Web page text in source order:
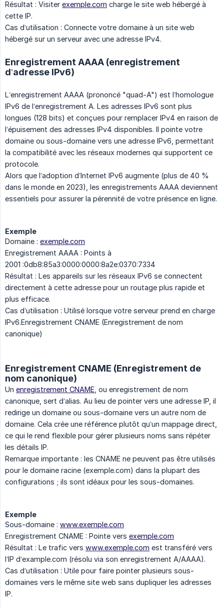
Résultat : Visiter exemple.com charge le site web hébergé à
cette IP.
Cas d’utilisation : Connecte votre domaine à un site web
hébergé sur un serveur avec une adresse IPv4.
Enregistrement AAAA (enregistrement
d’adresse IPv6)
L’enregistrement AAAA (prononcé "quad-A") est l’homologue
IPv6 de l’enregistrement A. Les adresses IPv6 sont plus
longues (128 bits) et conçues pour remplacer IPv4 en raison de
l’épuisement des adresses IPv4 disponibles. Il pointe votre
domaine ou sous-domaine vers une adresse IPv6, permettant
la compatibilité avec les réseaux modernes qui supportent ce
protocole.
Alors que l’adoption d’Internet IPv6 augmente (plus de 40 %
dans le monde en 2023), les enregistrements AAAA deviennent
essentiels pour assurer la pérennité de votre présence en ligne.
Exemple
Domaine : exemple.com
Enregistrement AAAA : Points à
2001 :0db8:85a3:0000:0000:8a2e:0370:7334
Résultat : Les appareils sur les réseaux IPv6 se connectent
directement à cette adresse pour un routage plus rapide et
plus efficace.
Cas d’utilisation : Utilisé lorsque votre serveur prend en charge
IPv6.Enregistrement CNAME (Enregistrement de nom
canonique)
Enregistrement CNAME (Enregistrement de
nom canonique)
Un enregistrement CNAME , ou enregistrement de nom
canonique, sert d’alias. Au lieu de pointer vers une adresse IP, il
redirige un domaine ou sous-domaine vers un autre nom de
domaine. Cela crée une référence plutôt qu’un mappage direct,
ce qui le rend flexible pour gérer plusieurs noms sans répéter
les détails IP.
Remarque importante : les CNAME ne peuvent pas être utilisés
pour le domaine racine (exemple.com) dans la plupart des
configurations ; ils sont idéaux pour les sous-domaines.
Exemple
Sous-domaine : www.exemple.com
Enregistrement CNAME : Pointe vers exemple.com
Résultat : Le trafic vers www.exemple.com est transféré vers
l’IP d’example.com (résolu via son enregistrement A/AAAA).
Cas d’utilisation : Utile pour faire pointer plusieurs sous-
domaines vers le même site web sans dupliquer les adresses
IP.